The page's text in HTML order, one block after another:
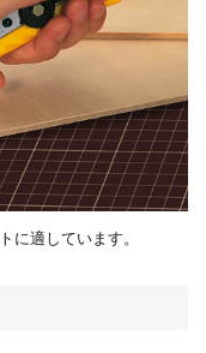
に適しています。